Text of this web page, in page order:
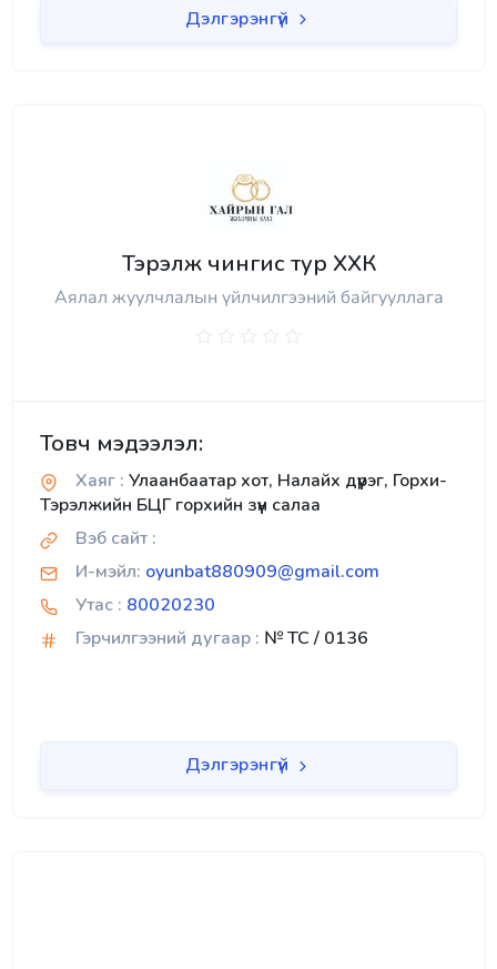
Дэлгэрэнгүй
Тэрэлж чингис тур ХХК
Аялал жуулчлалын үйлчилгээний байгууллага
Товч мэдээлэл:
Хаяг : Улаанбаатар хот, Налайх дүүрэг, Горхи-
Тэрэлжийн БЦГ горхийн зүүн салаа
Вэб сайт :
И-мэйл: oyunbat880909@gmail.com
Утас : 80020230
Гэрчилгээний дугаар : № TC / 0136
Дэлгэрэнгүй